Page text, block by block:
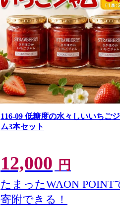
116-09 低糖度の水々しいいちご
ム3本セット
12,000 円
たまったWAON POINT
寄附できる！